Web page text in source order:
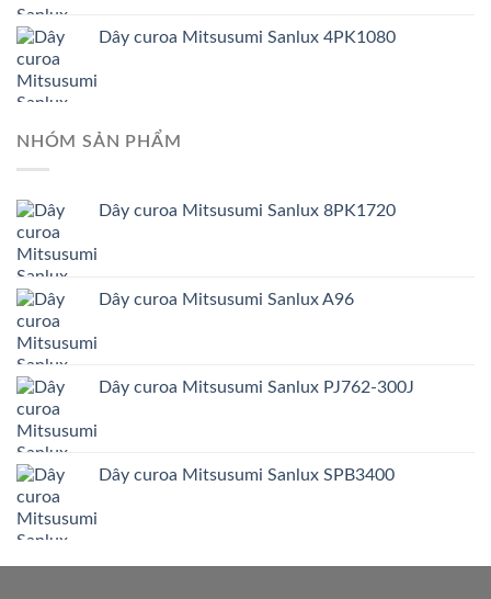
Dây curoa Mitsusumi Sanlux 4PK1080
NHÓM SẢN PHẨM
Dây curoa Mitsusumi Sanlux 8PK1720
Dây curoa Mitsusumi Sanlux A96
Dây curoa Mitsusumi Sanlux PJ762-300J
Dây curoa Mitsusumi Sanlux SPB3400